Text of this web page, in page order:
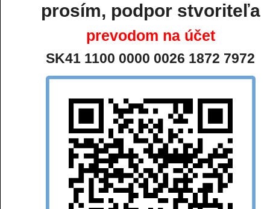
prosím, podpor stvoriteľa
prevodom na účet
SK41 1100 0000 0026 1872 7972